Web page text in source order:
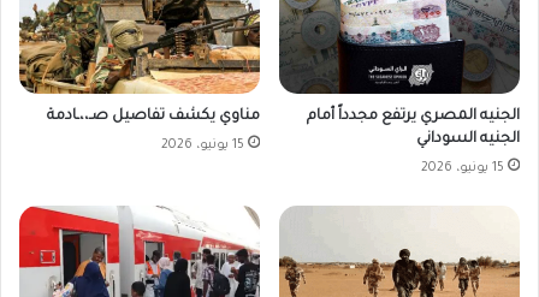
الجنيه المصري يرتفع مجدداً أمام
الجنيه السوداني
15 يونيو، 2026
مناوي يكشف تفاصيل صـ،،ـادمة
15 يونيو، 2026